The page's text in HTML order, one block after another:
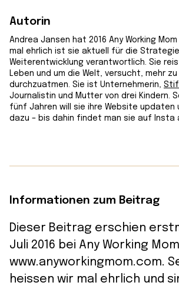
Autorin
Andrea Jansen hat 2016 Any Working
mal ehrlich ist sie aktuell für die Strategie
Weiterentwicklung verantwortlich. Sie
Leben und um die Welt, versucht, mehr
durchzuatmen. Sie ist Unternehmerin,
Journalistin und Mutter von drei Kindern.
fünf Jahren will sie ihre Website updaten
dazu – bis dahin findet man sie auf Insta
Informationen zum Beitrag
Dieser Beitrag erschien
Juli 2016 bei Any Working
www.anyworkingmom.com.
heissen wir mal ehrlich und